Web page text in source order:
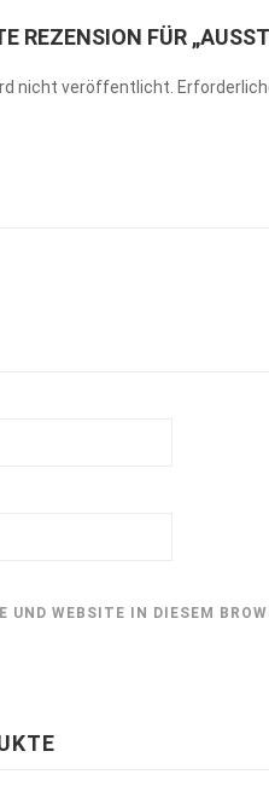
REZENSION FÜR
nicht veröffentlicht.
UND WEBSITE IN DIESEM